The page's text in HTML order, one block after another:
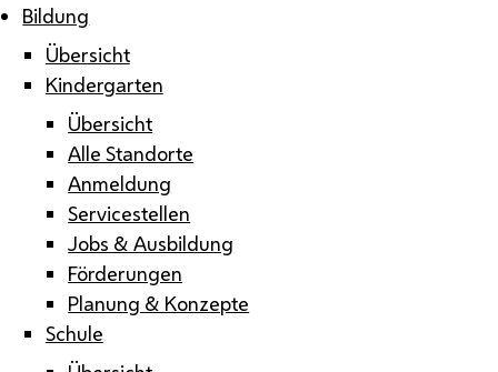
Bildung
Übersicht
Kindergarten
Übersicht
Alle Standorte
Anmeldung
Servicestellen
Jobs & Ausbildung
Förderungen
Planung & Konzepte
Schule